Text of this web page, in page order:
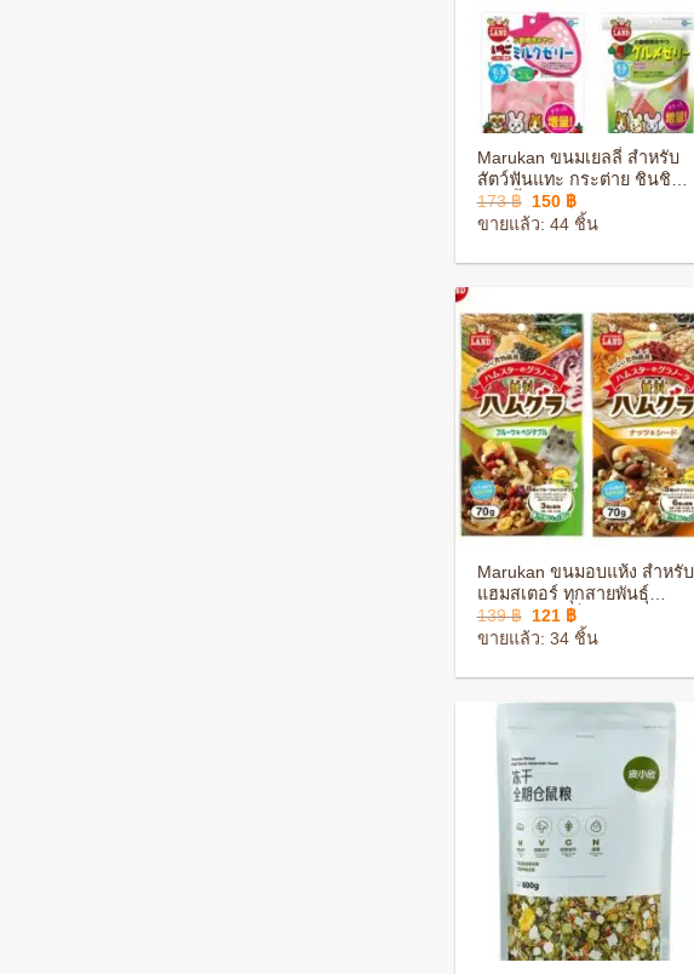
+
Marukan ขนมเยลลี่ สำหรับ
สัตว์ฟันแทะ กระต่าย ชินชิล่า
แกสบี้ แฮมสเตอร์
173฿ Original
price
was:
150 ฿Current
price
is:
ขายแล้ว: 44 ชิ้น
+
Marukan ขนมอบแห้ง สำหรับ
แฮมสเตอร์ ทุกสายพันธุ์
ปลอดภัย ไม่เป็นอันตรายต่อ
สัตว์เลี้ยง
139฿ Original
price
was:
121 ฿Current
price
is:
ขายแล้ว: 34 ชิ้น